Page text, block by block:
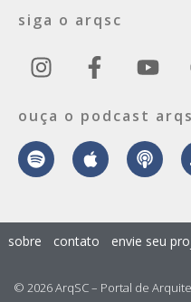
siga o arqsc
ouça o podcast
© 2026 ArqSC – Portal de
sobre contato envie seu